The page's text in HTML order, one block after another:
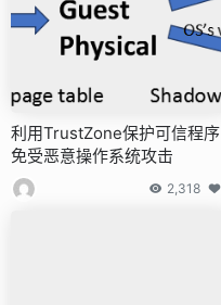
利用TrustZone保护可信程序
免受恶意操作系统攻击
2,318